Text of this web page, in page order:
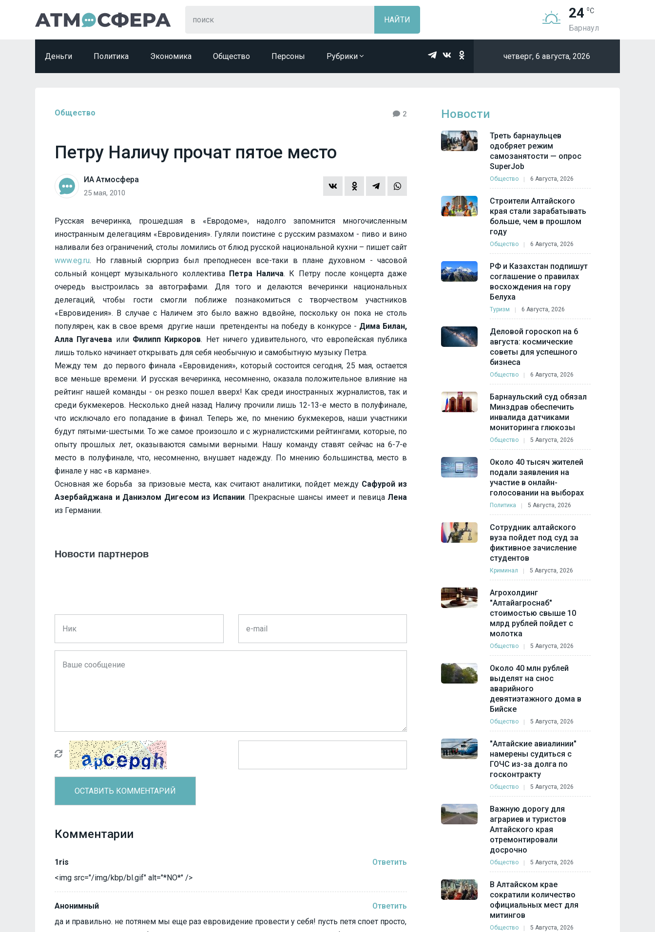
24
Барнаул
Деньги Политика Экономика Общество Персоны Рубрики четверг, 6 августа, 2026
Общество 2
Петру Наличу прочат пятое место
ИА Атмосфера
25 мая, 2010
Русская вечеринка, прошедшая в «Евродоме», надолго запомнится многочисленным
иностранным делегациям «Евровидения». Гуляли поистине с русским размахом - пиво и вино
наливали без ограничений, столы ломились от блюд русской национальной кухни – пишет сайт
www.eg.ru. Но главный сюрприз был преподнесен все-таки в плане духовном - часовой
сольный концерт музыкального коллектива Петра Налича. К Петру после концерта даже
очередь выстроилась за автографами. Для того и делаются вечеринки национальных
делегаций, чтобы гости смогли поближе познакомиться с творчеством участников
«Евровидения». В случае с Наличем это было важно вдвойне, поскольку он пока не столь
популярен, как в свое время другие наши претенденты на победу в конкурсе - Дима Билан,
Алла Пугачева или Филипп Киркоров. Нет ничего удивительного, что европейская публика
лишь только начинает открывать для себя необычную и самобытную музыку Петра.
Между тем до первого финала «Евровидения», который состоится сегодня, 25 мая, остается
все меньше времени. И русская вечеринка, несомненно, оказала положительное влияние на
рейтинг нашей команды - он резко пошел вверх! Как среди иностранных журналистов, так и
среди букмекеров. Несколько дней назад Наличу прочили лишь 12-13-е место в полуфинале,
что исключало его попадание в финал. Теперь же, по мнению букмекеров, наши участники
будут пятыми-шестыми. То же самое произошло и с журналистскими рейтингами, которые, по
опыту прошлых лет, оказываются самыми верными. Нашу команду ставят сейчас на 6-7-е
место в полуфинале, что, несомненно, внушает надежду. По мнению большинства, место в
финале у нас «в кармане».
Основная же борьба за призовые места, как считают аналитики, пойдет между Сафурой из
Азербайджана и Даниэлом Дигесом из Испании. Прекрасные шансы имеет и певица Лена
из Германии.
Новости партнеров
Комментарии
1ris
Ответить
<img src="/img/kbp/bl.gif" alt="*NO*" />
Анонимный
Ответить
да и правильно. не потянем мы еще раз евровидение провести у себя! пусть петя споет просто,
Новости
Треть барнаульцев
одобряет режим
самозанятости — опрос
SuperJob
Общество 6 Августа, 2026
Строители Алтайского
края стали зарабатывать
больше, чем в прошлом
году
Общество 6 Августа, 2026
РФ и Казахстан подпишут
соглашение о правилах
восхождения на гору
Белуха
Туризм 6 Августа, 2026
Деловой гороскоп на 6
августа: космические
советы для успешного
бизнеса
Общество 6 Августа, 2026
Барнаульский суд обязал
Минздрав обеспечить
инвалида датчиками
мониторинга глюкозы
Общество 5 Августа, 2026
Около 40 тысяч жителей
подали заявления на
участие в онлайн-
голосовании на выборах
Политика 5 Августа, 2026
Сотрудник алтайского
вуза пойдет под суд за
фиктивное зачисление
студентов
Криминал 5 Августа, 2026
Агрохолдинг
"Алтайагроснаб"
стоимостью свыше 10
млрд рублей пойдет с
молотка
Общество 5 Августа, 2026
Около 40 млн рублей
выделят на снос
аварийного
девятиэтажного дома в
Бийске
Общество 5 Августа, 2026
"Алтайские авиалинии"
намерены судиться с
ГОЧС из-за долга по
госконтракту
Общество 5 Августа, 2026
Важную дорогу для
аграриев и туристов
Алтайского края
отремонтировали
досрочно
Общество 5 Августа, 2026
В Алтайском крае
сократили количество
официальных мест для
митингов
Общество 5 Августа, 2026